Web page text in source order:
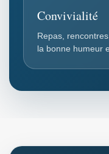
Convivialité
Repas,
la bonne humeur